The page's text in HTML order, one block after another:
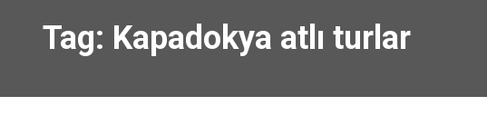
Tag: Kapadokya atlı turlar